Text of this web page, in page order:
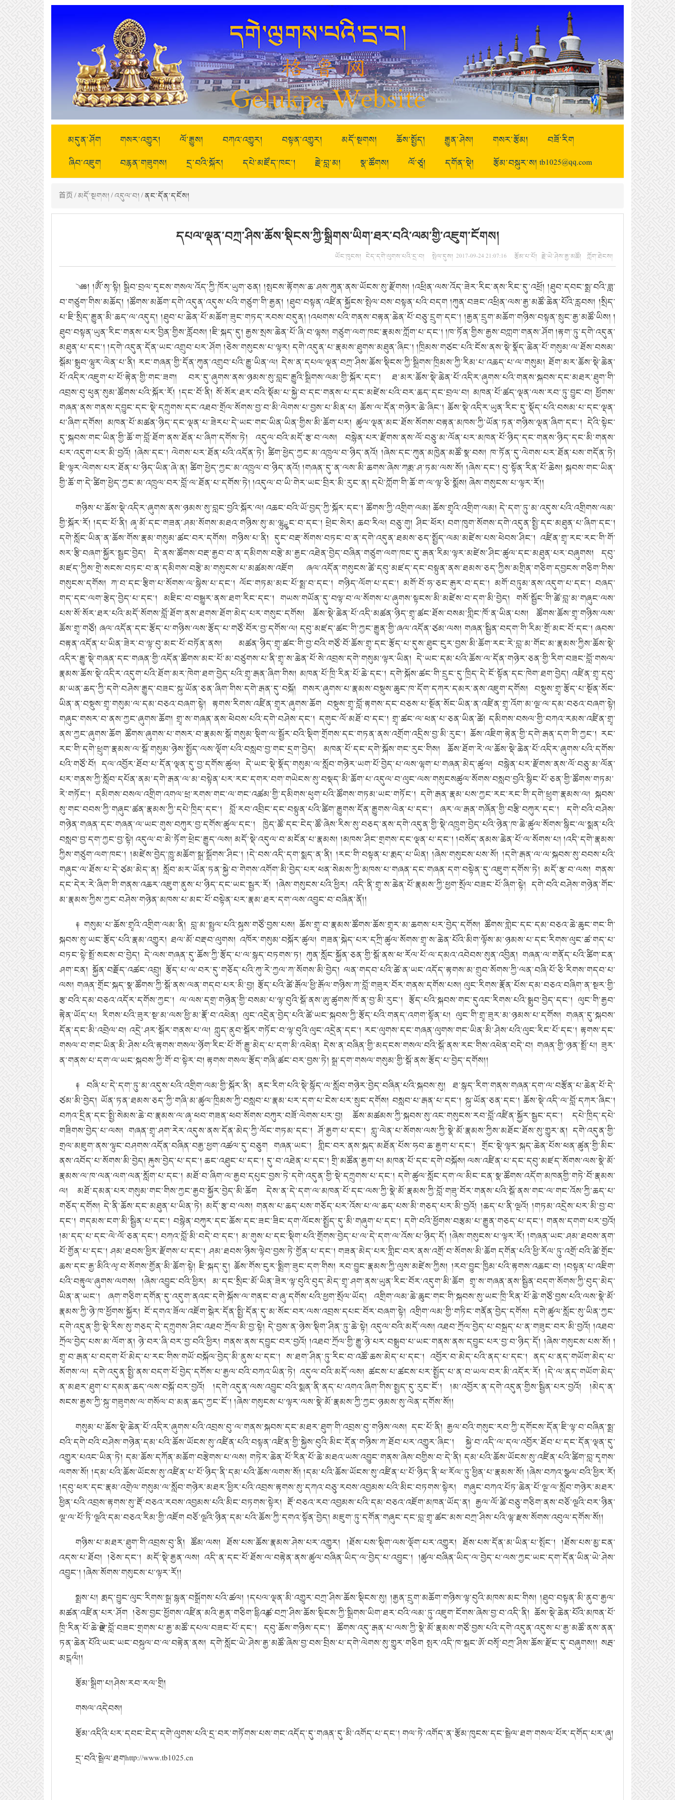
མདུན་ཤོག གསར་འགྱུར། ལོ་རྒྱུས། བཀའ་འགྱུར། བསྟན་འགྱུར། མདོ་སྔགས། ཆོས་སྤྱོད། རྒྱུན་ཤེས། གསར་རྩོམ།
བཟོ་རིག
ཞིབ་འཇུག
བརྙན་གཟུགས། དྲ་བའི་སྐོར། དཔེ་མཛོད་ཁང་། རྗེ་བླ་མ། སྣ་ཚོགས། ལོ་ཙཱ། དགོན་སྡེ། རྩོམ་བསྐུར་ས། tb1025@qq.com
首页/མདོ་སྔགས།/འདུལ་བ།/ ནང་དོན་དངོས།
དཔལ་ལྡན་བཀྲ་ཤིས་ཆོས་སྡིངས་ཀྱི་སྒྲིགས་ཡིག་ཐར་བའི་ལམ་གྱི་འཇུག་ངོགས།
ཡོང་ཁུངས། ངེད་དགེ་ལུགས་པའི་དྲ་བ། སྤེལ་དུས། 2017-09-24 21:07:16 རྩོམ་པ་པོ། རྗེ་ཡེ་ཤེས་རྒྱ་མཚོ། ཀློག་ཐེངས།
༄༅། །ཨོཾ་སྭ་སྟི། སྒྲིབ་བྲལ་དྭངས་གསལ་འོད་ཀྱི་ཁོར་ཡུག་ཅན། །སྤངས་རྟོགས་ཆ་ཤས་ཀུན་ནས་ཡོངས་སུ་རྫོགས། །འཕྲིན་ལས་འོད་ཟེར་རིང་ནས་རིང་དུ་འཕྲོ། །ཐུབ་དབང་སྨྲ་བའི་ཟླ་
བ་གཙུག་གིས་མཆོད། །ཚོགས་མཆོག་དགེ་འདུན་འདུས་པའི་གཙུག་གི་རྒྱན། །ཐུབ་བསྟན་འཛིན་སྐྱོངས་སྤེལ་བས་བསྟན་པའི་བདག །ཀུན་བཟང་འཕྲིན་ལས་རྒྱ་མཚོ་ཆེན་པོའི་རླབས། །སྲིད་
པ་ཇི་སྲིད་རྒྱུན་མི་ཆད་ལ་འདུད། །ཐུབ་པ་ཆེན་པོ་མཆོག་ཟུང་གཏད་རབས་བདུན། །འཕགས་པའི་གནས་བརྟན་ཆེན་པོ་བཅུ་དྲུག་དང་། །རྒྱན་དྲུག་མཆོག་གཉིས་བསྟན་སྲུང་རྒྱ་མཚོ་ཡིས། །
ཐུབ་བསྟན་ཡུན་རིང་གནས་པར་བྱིན་གྱིས་རློབས། །ཇི་སྐད་དུ། རྒྱས་སྲས་ཆེན་པོ་ཞི་བ་ལྷས། གཙུག་ལག་ཁང་རྣམས་ཀློག་པ་དང་། །ཁ་ཏོན་གྱིས་རྒྱས་བཀླག་གནས་ཤོག །རྟག་ཏུ་དགེ་འདུན་
མཐུན་པ་དང་། །དགེ་འདུན་དོན་ཡང་འགྲུབ་པར་ཤོག །ཅེས་གསུངས་པ་ལྟར། དགེ་འདུན་པ་རྣམས་ཐུགས་མཐུན་ཞིང་། །ཁྲིམས་གཙང་པའི་ངོས་ནས་སྡེ་སྣོད་ཆེན་པོ་གསུམ་ལ་ཐོས་བསམ་
སྒོམ་སྒྲུབ་ལྷུར་ལེན་པ་ནི། རང་གཞན་གྱི་དོན་ཀུན་འགྲུབ་པའི་རྒྱུ་ཡིན་ལ། དེས་ན་དཔལ་ལྡན་བཀྲ་ཤིས་ཆོས་སྡིངས་ཀྱི་སྒྲིགས་ཁྲིམས་ཀྱི་རིམ་པ་འཆད་པ་ལ་གསུམ། ཐོག་མར་ཆོས་སྡེ་ཆེན་
པོ་འདིར་འཇུག་པ་པོ་རྟེན་གྱི་གང་ཟག། བར་དུ་ཞུགས་ནས་ཉམས་སུ་བླང་རྒྱུའི་སྒྲིགས་ལམ་གྱི་སྐོར་དང་། ཐ་མར་ཆོས་སྡེ་ཆེན་པོ་འདིར་ཞུགས་པའི་གནས་སྐབས་དང་མཐར་ཐུག་གི་
འབྲས་བུ་ཕུན་སུམ་ཚོགས་པའི་སྐོར་རོ། །དང་བོ་ནི། སོ་སོར་ཐར་བའི་སྡོམ་པ་སྐྱེ་བ་དང་གནས་པ་དང་མཛེས་པའི་བར་ཆད་དང་བྲལ་བ། མཁན་པོ་ཚད་ལྡན་ལས་རབ་ཏུ་བྱུང་བ། ཕྱོགས་
གཞན་ནས་གནས་དབྱུང་དང་སྡེ་དཀྲུགས་དང་འཐབ་གྲོལ་སོགས་བྱ་བ་མི་ལེགས་པ་བྱས་པ་མིན་པ། ཆོས་ལ་དོན་གཉེར་ཆེ་ཞིང་། ཆོས་སྡེ་འདིར་ཡུན་རིང་དུ་སྡོད་པའི་བསམ་པ་དང་ལྡན་
པ་ཞིག་དགོས། མཁན་པོ་མཚན་ཉིད་དང་ལྡན་པ་ཟེརཔ་དེ་ཡང་གང་ཡིན་ཡིན་གྱིས་མི་ཆོག་པར། ཚུལ་ལྡན་མང་ཐོས་སོགས་བརྟན་མཁས་ཀྱི་ཡོན་ཏན་གཉིས་ལྡན་ཞིག་དང་། དེའི་སྟེང་
དུ་སྐབས་གང་ཡིན་གྱི་ཆོ་ག་བློ་ཐོག་ནས་ཐོན་པ་ཞིག་དགོས་ཏེ། འདུལ་བའི་མདོ་རྩ་བ་ལས། བསྙེན་པར་རྫོགས་ནས་ལོ་བཅུ་མ་ལོན་པར་མཁན་པོ་ཉིད་དང་གནས་ཉིད་དང་མི་གནས་
པར་འདུག་པར་མི་བྱའོ། །ཞེས་དང་། ལེགས་པར་ཐོན་པའི་འདོན་ཏེ། ཚིག་ཕྱེད་ཀྱང་མ་འཁྲུལ་བ་ཉིད་ནའོ། །ཞེས་དང་ཀུན་མཁྱེན་མཚོ་སྣ་བས། ཁ་ཏོན་དུ་ལེགས་པར་ཐོན་པས་གདོན་ཏེ།
ཇི་ལྟར་ལེགས་པར་ཐོན་པ་ཉིད་ཡིན་ཞེ་ན། ཚིག་ཕྱེད་ཀྱང་མ་འཁྲུལ་བ་ཉིད་ནའོ། །གཞན་དུ་ན་ལས་མི་ཆགས་ཞེས་ཀརྨ་ཤ་ཏམ་ལས་སོ། །ཞེས་དང་། བུ་སྟོན་རིན་པོ་ཆེས། སྐབས་གང་ཡིན་
གྱི་ཆོ་ག་དེ་ཚིག་ཕྱེད་ཀྱང་མ་འཁྲུལ་བར་བློ་ལ་ཐོན་པ་དགོས་ཏེ། །འདུལ་བ་ཡི་གེར་ཡང་བྲིར་མི་རུང་ན། དཔེ་ཀློག་གི་ཆོ་ག་ལ་ལྟ་ཅི་སྨོས། ཞེས་གསུངས་པ་ལྟར་རོ།།
གཉིས་པ་ཆོས་སྡེ་འདིར་ཞུགས་ནས་ཉམས་སུ་བླང་བྱའི་སྐོར་ལ། འཆང་བའི་ཡོ་བྱད་ཀྱི་སྐོར་དང་། ཚོགས་ཀྱི་འགྲིག་ལམ། ཆོས་གྲྭའི་འགྲིག་ལམ། དེ་དག་ཏུ་མ་འདུས་པའི་འགྲིགས་ལམ་
གྱི་སྐོར་རོ། །དང་པོ་ནི། ཞྭ་མོ་དང་གཟན་ཤམ་སོགས་མཐའ་གཉིས་སུ་མ་ལྷུྟུང་བ་དང་། ཕྲེང་སེར། ཆབ་རིལ། བཅུ་གུ། ཤིང་ཕོར། བག་ཁུག་སོགས་དགེ་འདུན་སྤྱི་དང་མཐུན་པ་ཞིག་དང་།
དགེ་སློང་ཡིན་ན་ཆོས་གོས་རྣམ་གསུམ་ཚང་བར་དགོས། གཉིས་པ་ནི། དུང་བརྡ་སོགས་བཏང་བ་ན་དགེ་འདུན་ཐམས་ཅད་སྤྱོད་ལམ་མཛེས་པས་ཕེབས་ཤིང་། འཛིན་གྲྭ་རང་རང་གི་གོ་
སར་རྩི་བཞག་སྐྱོར་སྦྱང་བྱེད། དེ་ནས་ཚོགས་བརྡ་རྒྱབ་བ་ན་དམིགས་བརྩེ་མ་རྒྱང་འཐེན་བྱེད་བཞིན་གཙུག་ལག་ཁང་དུ་རྒན་རིམ་ལྟར་མཛེས་ཤིང་ཚུལ་དང་མཐུན་པར་བཞུགས། དབུ་
མཛད་ཀྱིས་གྲེ་སངས་བཏང་བ་ན་དམིགས་བརྩེ་མ་གསུངས་པ་མཚམས་འཇོག ཞལ་འདོན་གསུངས་ཚེ་དབུ་མཛད་དང་བསྟུན་ནས་ཐམས་ཅད་ཀྱིས་མགྲིན་གཅིག་དབྱངས་གཅིག་གིས་
གསུངས་དགོས། ཀ་བ་དང་རྩིག་པ་སོགས་ལ་སྙེས་པ་དང་། ལོང་གཏམ་མང་པོ་སྨྲ་བ་དང་། གཉིད་ལོག་པ་དང་། མགོ་བོ་ཧ་ཅང་རྒུར་བ་དང་། མགོ་བཏུམ་ནས་འདུག་པ་དང་། བཞད་
གད་དང་ལག་རྩེད་བྱེད་པ་དང་། མཇིང་བ་བསྒྱུར་ནས་ཐག་རིང་དང་། གཡས་གཡོན་དུ་བལྟ་བ་ལ་སོགས་པ་ཞུགས་སྟངས་མི་མཛེས་བ་དག་མི་བྱེད། གསོ་སྦྱོང་གི་ཚེ་བླ་མ་གཞུང་ལས་
པས་སོ་སོར་ཐར་པའི་མདོ་སོགས་བློ་ཐོག་ནས་ཐགས་ཐོག་མེད་པར་གསུང་དགོས། ཆོས་སྡེ་ཆེན་པོ་འདི་མཚན་ཉིད་གྲྭ་ཚང་ཐོས་བསམ་གླིང་ཁོ་ན་ཡིན་པས། ཚོགས་ཆོས་གྲྭ་གཉིས་ལས་
ཆོས་གྲྭ་གཙོ། ཞལ་འདོན་དང་རྩོད་པ་གཉིས་ལས་རྩོད་པ་གཙོ་བོར་བྱ་དགོས་ལ། དབུ་མཛད་ཚང་གི་ཀྱང་རྒྱུན་གྱི་ཞལ་འདོན་ཙམ་ལས། གཞན་སྦྱིན་བདག་གི་རིམ་གྲོ་མང་བོ་དང་། ཞབས་
བརྟན་འདོན་པ་ཡིན་ཟེར་བ་ལྟ་བུ་མང་པོ་བཏོན་ནས། མཚན་ཉིད་གྲྭ་ཚང་གི་བྱ་བའི་གཙོ་བོ་ཆོས་གྲྭ་དང་རྩོད་པ་དུས་ཐུང་ངུར་བྱས་མི་ཆོག་རང་རེ་བླ་མ་གོང་མ་རྣམས་ཀྱིས་ཆོས་སྡེ་
འདིར་རྒྱུ་སྡེ་གཞན་དང་གཞན་གྱི་འདོན་ཚོགས་མང་པོ་མ་བཙུགས་པ་ནི་གྲྭ་ས་ཆེན་པོ་སེ་འབྲས་དགེ་གསུམ་ལྟར་ཡིན། དེ་ཡང་དམ་པའི་ཆོས་ལ་དོན་གཉེར་ཅན་གྱི་རིག་བཟང་བློ་གསལ་
རྣམས་ཆོས་སྡེ་འདིར་འདུག་པའི་ཐོག་མར་ཁེག་ཐག་བྱེད་པའི་གྲྭ་རྒན་ཞིག་གིས། མཁན་པོ་ཁྲི་རིན་པོ་ཆེ་དང་། དགེ་སྐོས་ཚང་གི་དྲུང་དུ་ཁྲིད་དེ་ངོ་སྟོན་དང་ཁེག་ཐག་བྱེད། འཛིན་གྲྭ་དབུ་
མ་ཡན་ཆད་ཀྱི་དགེ་བཤེས་རྒྱུད་བཟང་སྐུ་ཡོན་ཅན་ཞིག་གིས་དགེ་རྒན་དུ་བསྐོ། གསར་ཞུགས་པ་རྣམས་བསྡུས་ཆུང་ཁ་དོག་དཀར་དམར་ནས་འཇུག་དགོས། བསྡུས་གྲྭ་རྩོད་པ་སྔོན་སོང་
ཡིན་ན་བསྡུས་གྲྭ་གསུམ་ལ་དམ་བཅའ་བཞག་སྟེ། རྟགས་རིགས་འཛིན་གྲྭར་ཞུགས་ཆོག བསྡུས་གྲྭ་བློ་རྟགས་དང་བཅས་པ་སྔོན་སོང་ཡིན་ན་འཛིན་གྲྭ་འོག་མ་ལྔ་ལ་དམ་བཅའ་བཞག་སྟེ།
གཞུང་གསར་བ་ནས་ཀྱང་ཞུགས་ཆོག། གྲྭ་ས་གཞན་ནས་ཕེབས་པའི་དགེ་བཤེས་དང་། དགུང་ལོ་མཐོ་བ་དང་། གྲྭ་ཚང་ལ་ཕན་པ་ཅན་ཡིན་ཚེ། དམིགས་བསལ་གྱི་བཀའ་རམས་འཛིན་གྲྭ་
ནས་ཀྱང་ཞུགས་ཆོག ཚོགས་ཞུགས་པ་གསར་བ་རྣམས་སྒོ་གསུམ་སྡིག་ལ་སྦྱོར་བའི་སྡིག་གྲོགས་དང་གཏན་ནས་འགྲོག་འདྲིས་བྱ་མི་རུང་། ཆོས་འཇིག་རྟེན་གྱི་དགེ་རྒན་དག་གི་ཀྱང་། རང་
རང་གི་དགེ་ཕྲུག་རྣམས་ལ་སྒོ་གསུམ་ཉེས་སྤྱོད་ལས་ལྡོག་པའི་བསླབ་བྱ་གང་དྲག་བྱེད། མཁན་པོ་དང་དགེ་སྐོས་གང་རུང་གིས། ཆོས་ཐོག་རེ་ལ་ཆོས་སྡེ་ཆེན་པོ་འདིར་ཞུགས་པའི་དགོས་
པའི་གཙོ་བོ། དལ་འབྱོར་ཐོབ་པ་དོན་ལྡན་དུ་བྱ་དགོས་ཚུལ། དེ་ཡང་སྡེ་སྣོད་གསུམ་ལ་སློབ་གཉེར་ཡག་པོ་བྱེད་པ་ལས་ལྷག་པ་གཞན་མེད་ཚུལ། བསྙེན་པར་རྫོགས་ནས་ལོ་བཅུ་མ་ལོན་
པར་གནས་ཀྱི་སློབ་དཔོན་ནམ་དགེ་རྒན་ལ་མ་བསྟེན་པར་རང་དགར་བག་གཡེངས་སུ་བསྡད་མི་ཆོག་པ་འདུལ་བ་ལུང་ལས་གསུངསཚུལ་སོགས་བསླབ་བྱའི་སྙིང་པོ་ཅན་གྱི་ཚོགས་གཏམ་
རེ་གཏོང་། དམིགས་བསལ་འགྲིག་འགལ་ཕྲ་རགས་གང་ལ་གང་འཚམ་གྱི་དམིགས་ཕུག་པའི་ཚོགས་གཏམ་ཡང་གཏོང་། དགེ་རྒན་རྣམ་པས་ཀྱང་རང་རང་གི་དགེ་ཕྲུག་རྣམས་ལ། སྐབས་
སུ་གང་བབས་ཀྱི་གཞུང་ཚན་རྣམས་ཀྱི་དཔེ་ཁྲིད་དང་། བློ་རབ་འབྲིང་དང་བསྟུན་པའི་ཚིག་རྒྱུགས་དོན་རྒྱུགས་ལེན་པ་དང་། ཞར་ལ་རྒན་གཞོན་གྱི་བརྩི་བཀུར་དང་། དགེ་བའི་བཤེས་
གཉེན་གཞན་དང་གཞན་ལ་ཡང་གུས་བཀུར་བྱ་དགོས་ཚུལ་དང་། ཁྱེད་ཚོ་དང་ངེད་ཚོ་ཞེས་རིས་སུ་བཅད་ནས་དགེ་འདུན་གྱི་སྡེ་འཁྲུག་བྱེད་པའི་ཉེན་ཁ་ཆེ་ཚུལ་སོགས་སྙིང་ལ་སྨན་པའི་
བསླབ་བྱ་དག་ཀྱང་བྱ་སྟེ། འདུལ་བ་མེ་ཏོག་ཕྲེང་རྒྱུད་ལས། མདོ་སྡེ་འདུལ་བ་མངོན་པ་རྣམས། །མཁས་ཤིང་གྲགས་དང་ལྡན་པ་དང་། །བསོད་ནམས་ཆེན་པོ་ལ་སོགས་པ། །འདི་དགེ་རྣམས་
ཀྱིས་གཙུག་ལག་ཁང་། །མཛེས་བྱེད་ཁྱུ་མཆོག་སྒྲ་སྒྲོགས་ཤིང་། །དེ་བས་འདི་དག་སྨད་ན་ནི། །རང་གི་བསྟན་པ་རྨད་པ་ཡིན། །ཞེས་གསུངས་པས་སོ། །དགེ་རྒན་ལ་ལ་སྐབས་སུ་བབས་པའི་
གཞུང་ལ་ཐོས་པ་དེ་ཙམ་མེད་ན། སློབ་མར་ཡོན་ཏན་སྐྱེ་བ་གེགས་འགོག་མི་བྱེད་པར་ཕན་སེམས་ཀྱི་མཁས་པ་གཞན་དང་གཞན་དག་བསྟེན་དུ་འཇུག་དགོས་ཏེ། མདོ་རྩ་བ་ལས། གནས་
དང་དེར་རེ་ཞིག་གི་གནས་འཆར་འཇུག་ནུས་པ་ཉིད་དང་ཡང་སྦྱར་རོ། །ཞེས་གསུངས་པའི་ཕྱིར། འདི་ནི་གྲྭ་ས་ཆེན་པོ་རྣམས་ཀྱི་ཕྱག་སྲོལ་བཟང་པོ་ཞིག་སྟེ། དགེ་བའི་བཤེས་གཉེན་གོང་
མ་རྣམས་ཀྱིས་ཀྱང་བཤེས་གཉེན་མཁས་པ་མང་པོ་བསྟེན་པར་རྣམ་ཐར་དག་ལས་འབྱུང་བ་བཞིན་ནོ།།
༈ གསུམ་པ་ཆོས་གྲྭའི་འགྲིག་ལམ་ནི། བླ་མ་སྤྲུལ་པའི་སྐུས་གཙོ་བྱས་པས། ཆོས་གྲྭ་བ་རྣམས་ཚོགས་ཆོས་གྲྭར་མ་ཆགས་པར་བྱེད་དགོས། ཚོགས་གླེང་དང་དམ་བཅའ་ཆེ་ཆུང་གང་གི་
སྐབས་སུ་ཡང་རྩོད་པའི་རྣམ་འགྱུར། ཐལ་མོ་བརྡབ་ལུགས། འཁོར་གསུམ་བསྐོར་ཚུལ། གཟན་སྐེད་པར་དཀྲི་ཚུལ་སོགས་གྲྭ་ས་ཆེན་པོའི་མིག་ལྟོས་མ་ཉམས་པ་དང་རིགས་ལུང་ཚ་གད་པ་
བཏང་སྟེ་སྤྲོ་སངས་བ་བྱེད། དེ་ལས་གཞན་དུ་ཆོས་ཀྱི་རྩོད་པ་ལ་སྙད་བཏགས་ཏ། ཀུན་སློང་སྐྱོན་ཅན་གྱི་སྒོ་ནས་ཕ་རོལ་པོ་ལ་དམའ་འབེབས་སུན་འབྱིན། གཞན་ལ་གནོད་པའི་ཚིག་ངན་
ཤག་ངན། སྐྱོན་བརྗོད་འཚང་འབྲུ། རྩོད་པ་ལ་བར་དུ་གཅོད་པའི་ཀུ་རེ་ཀྱལ་ཀ་སོགས་མི་བྱེད། ལན་གདབ་པའི་ཚེ་ན་ཡང་འདོད་རྟགས་མ་གྲུབ་སོགས་ཀྱི་ལན་བཞི་པོ་ཅི་རིགས་གདབ་པ་
ལས། གཞན་གྲོང་སྐད་སྣ་ཚོགས་ཀྱི་སྒོ་ནས་ལན་གདབ་པར་མི་བྱ། རྩོད་པའི་ཚེ་རྒོལ་ཕྱི་རྒོལ་གཉིས་ཀ་བློ་གཟུར་བོར་གནས་དགོས་པས། ལུང་རིགས་རྣོན་པོས་དམ་བཅའ་བཞིག་ན་སྔར་གྱི་
རྩ་བའི་དམ་བཅའ་འདོར་དགོས་ཀྱང་། ལ་ལས་དགྲ་གཉེན་གྱི་བསམ་པ་ལྟ་བུའི་སྒོ་ནས་ཨུ་ཚུགས་ཁོ་ན་བྱ་མི་རུང་། རྩོད་པའི་སྐབས་གང་དུའང་རིགས་པའི་སྒྲུབ་བྱེད་དང་། ལུང་གི་རྒྱབ་
རྟེན་ཡོད་པ། རིགས་པའི་ཟུར་སྔ་མ་ལས་ཕྱི་མ་རྣོ་བ་འཕེན། ལུང་འདྲེན་བྱེད་པའི་ཚེ་ཡང་སྐབས་ཀྱི་རྩོད་པའི་གནད་འགག་སྟོན་པ། ལུང་གི་གྲྭ་ཟུར་མ་ཉམས་པ་དགོས། གཞན་དུ་སྐབས་
དོན་དང་མི་འབྲེལ་བ། འདྲེ་ཤར་སྒོར་གནས་པ་ལ། ཀླུད་ནུབ་སྒོར་གཏོང་བ་ལྟ་བུའི་ལུང་འདྲེན་དང་། རང་ལུགས་དང་གཞན་ལུགས་གང་ཡིན་མི་ཤེས་པའི་ལུང་རིང་པོ་དང་། རྟགས་དང་
གསལ་བ་གང་ཡིན་མི་ཤེས་པའི་རྟགས་གསལ་ཉོག་རིང་པོ་གོ་རྒྱུ་མེད་པ་དག་མི་འཕེན། དེས་ན་བཞིན་གྱི་མདངས་གསལ་བའི་སྒོ་ནས་རང་གིས་འཕེན་བདེ་བ། གཞན་གྱི་ཉན་སྤྲོ་པ། ཟུར་
ན་གནས་པ་དག་ལ་ཡང་སྐབས་ཀྱི་གོ་བ་སྟེར་བ། རྟགས་གསལ་རྩོད་གཞི་ཚང་བར་བྱས་ཏེ། སྒྲ་དག་གསལ་གསུམ་གྱི་སྒོ་ནས་རྩོད་པ་བྱེད་དགོས།།
༈ བཞི་པ་དེ་དག་ཏུ་མ་འདུས་པའི་འགྲིག་ལམ་གྱི་སྐོར་ནི། ནང་རིག་པའི་སྡེ་སྙོད་ལ་སློབ་གཉེར་བྱེད་བཞིན་པའི་སྐབས་སུ། ཐ་སྙད་རིག་གནས་གཞན་དག་ལ་བརྩོན་པ་ཆེན་པོ་དེ་
ཙམ་མི་བྱེད། ཡོན་ཏན་ཐམས་ཅད་ཀྱི་གཞི་མ་ཚུལ་ཁྲིམས་ཀྱི་བསླབ་པ་རྣམ་པར་དག་པ་ངེས་པར་སྲུང་དགོས། བསླབ་པ་རྒན་པ་དང་། སྐུ་ཡོན་ཅན་དང་། ཆོས་སྡེ་འདི་ལ་བློ་དཀར་ཞིང་།
བཀའ་དྲིན་དང་སྤྱི་སེམས་ཆེ་བ་རྣམས་ལ་ཞྭ་ཕབ་གཟན་ཕབ་སོགས་བཀུར་བཟོ་ལེགས་པར་བྱ། ཆོས་མཚམས་ཀྱི་སྐབས་སུ་འང་གསུངས་རབ་བློ་འཛིན་སྐྱོར་སྦྱང་དང་། དཔེ་ཁྲིད་དཔེ་
གཟིགས་བྱེད་པ་ལས། གཞན་གྲྭ་ཤག་རེར་འདུས་ནས་དོན་མེད་ཀྱི་ལོང་གཏམ་དང་། ཤོ་རྒྱག་པ་དང་། གླུ་ལེན་པ་སོགས་ལས་ཀྱི་སྣེ་མོ་རྣམས་ཀྱིས་མཐོང་ཐོས་སུ་གྱུར་ན། དགེ་འདུན་གྱི་
གྲལ་མཇུག་ནས་ལྟུང་བཤགས་འདོན་བཞིན་བརྒྱ་ཕྱག་འཚལ་དུ་བཅུག གཞན་ཡང་། གླིང་བར་ནས་སྐད་མཐོན་པོས་ཧབ་ཆ་རྒྱག་པ་དང་། གྲོང་སྡེ་ལྟར་སྐད་ཆེན་པོས་ཕན་ཚུན་གྱི་མིང་
ནས་འབོད་པ་སོགས་མི་བྱེད། རྐུས་བྱེད་པ་དང་། ཆང་འཐུང་པ་དང་། དུ་བ་འཐེན་པ་དང་། གྲི་མཚོན་རྒྱག་པ། མཁན་པོ་དང་དགེ་བསྐོས། ལས་འཛིན་པ་དང་དབུ་མཛད་སོགས་ལས་སྣེ་མོ་
རྣམས་ལ་ཁ་ལན་ལག་ལན་སློག་པ་དང་། མཐོ་བ་ཞིག་ལ་རྒྱབ་དཔུང་བྱས་ཏེ་དགེ་འདུན་གྱི་སྡེ་དཀྲུགས་པ་དང་། དགེ་ཚུལ་སློང་དག་ལ་མིང་ངན་སྣ་ཚོགས་འདོག་མཁནགྱི་གཏེ་བོ་རྣམས་
ལ། མཐོ་དམན་པར་གསུམ་གང་གིས་ཀྱང་རྒྱབ་སྐྱོར་བྱེད་མི་ཆོག དེས་ན་དེ་དག་ལ་མཁན་པོ་དང་ལས་ཀྱི་སྣེ་མོ་རྣམས་ཀྱི་བློ་གཟུ་བོར་གནས་པའི་སྒོ་ནས་གང་ལ་གང་འོས་ཀྱི་ཆད་པ་
གཅོད་དགོས། དེ་ནི་ཆོས་དང་མཐུན་པ་ཡིན་ཏེ། མདོ་རྩ་བ་ལས། གནས་པ་ཆད་པས་གཅོད་པར་འོས་པ་ལ་ཆད་པས་མི་གཅད་པར་མི་བྱའོ། །ཆད་པ་ནི་ལྔའོ། །གཏམ་འདྲེས་པར་མི་བྱ་བ་
དང་། གདམས་ངག་མི་སྦྱིན་པ་དང་། བསྙེན་བཀུར་དང་ཆོས་དང་ཟང་ཟིང་དག་ལོངས་སྤྱོད་དུ་མི་གཞུག་པ་དང་། དགེ་བའི་ཕྱོགས་བརྩམ་པ་རྒྱུན་གཅད་པ་དང་། གནས་དགག་པར་བྱའོ།
།མ་དད་པ་དང་ལེ་ལོ་ཅན་དང་། བཀའ་བློ་མི་བདེ་བ་དང་། མ་གུས་པ་དང་སྡིག་པའི་གྲོགས་བྱེད་པ་ལ་དེ་དག་ལ་འོས་པ་ཉིད་དོ། །ཞེས་གསུངས་པ་ལྟར་རོ། །གཞན་ཡང་ཤམ་ཐབས་ནག་
པོ་གྱོན་པ་དང་། ཤམ་ཐབས་ཕྱིར་རྫོགས་པ་དང་། ཤམ་ཐབས་ཉིས་ལྟེབ་བྱས་ཏེ་གྱོན་པ་དང་། གཟན་མེད་པར་གླིང་བར་ནས་འགྲོ་བ་སོགས་མི་ཆོག དགོན་པའི་ཕྱི་རོལ་ཏུ་འགྲོ་བའི་ཚེ་གྲོང་
ཆས་དང་རྒྱ་མིའི་ལྭ་བ་སོགས་གྱོན་མི་ཆོག་སྟེ། ཇི་སྐད་དུ། ཆོས་གོས་ངུར་སྨྲིག་ཟུང་དག་གིས། རབ་བྱུང་རྣམས་ཀྱི་ལུས་མཛེས་ཀྱིས། །རབ་བྱུང་ཁྱིམ་པའི་རྟགས་འཆང་བ། །བསྟན་པ་འཇིག་
པའི་བརྟུལ་ཞུགས་ལགས། །ཞེས་འབྱུང་བའི་ཕྱིར། མ་དང་སྲིང་མོ་ཡིན་ཟེར་ལྟ་བུའི་བུད་མེད་གྲྭ་ཤག་ནས་ཡུན་རིང་བོར་འདུག་མི་ཆོག གྲྭ་ས་གཞན་ནས་སྦྱིན་བདག་སོགས་ཀྱི་བུད་མེད་
ཡིན་ན་ཡང་། ཞག་གཅིག་དགོན་དུ་འདུག་ནའང་དགེ་སྐོས་ལ་གནང་བ་ཞུ་དགོས་པའི་ཕྱག་སྲོལ་ཡོད། འགྲིག་ལམ་ཆེ་ཆུང་གང་གི་སྐབས་སུ་ཡང་ཁྲི་རིན་པོ་ཆེ་གཙོ་བྱས་པའི་ལས་སྣེ་མོ་
རྣམས་ཀྱི་ཉེ་ཁ་ཕྱོགས་སྐྱོར། ངོ་དགའ་ཟོལ་འཇོག་སྒེར་དོན་སྤྱི་དོན་དུ་མ་སོང་བར་ལས་འབྲས་དཔང་བོར་བཞག་སྟེ། འགྲིག་ལམ་གྱི་གཏིང་གནོན་བྱེད་དགོས། དགེ་ཚུལ་སློང་སུ་ཡིན་ཀྱང་
དགེ་འདུན་གྱི་སྡེ་རིས་སུ་གཅད་དེ་དཀྲུགས་ཤིང་འཐབ་ཀྲོལ་མི་བྱ་སྟེ། དེ་བྱས་ན་ཉེས་སྡིག་ཤིན་ཏུ་ཆེ་སྟེ། འདུལ་བའི་མདོ་ལས། འཐབ་ཀྲོལ་བྱེད་པ་བསྐྲད་པ་ན་གཟུང་བར་མི་བྱའོ། །འཐབ་
ཀྲོལ་བྱེད་པས་མ་ལོག་ན། ཉེ་བར་ཞི་བར་བྱ་བའི་ཕྱིར། གནས་ནས་དབྱུང་བར་བྱའོ། །འཐབ་ཀྲོལ་གྱི་རྒྱུ་ཉེ་པར་བསྒྲུབ་པ་ཡང་གནས་ནས་དབྱུང་པར་བྱ་བ་ཉིད་དོ། །ཞེས་གསུངས་པས་སོ། །
གྲྭ་བ་རྒན་པ་བདག་པོ་མེད་པ་རང་གིས་གཡོ་བསྐོལ་བྱེད་མི་ནུས་པ་དང་། ས་ཐག་ཤིན་ཏུ་རིང་བ་འཚོ་ཆས་མེད་པ་དང་། འབྱོར་བ་མེད་པའི་ནད་པ་དང་། ནད་པ་ནད་གཡོག་མེད་པ་
སོགས་ལ། དགེ་འདུན་སྤྱི་ནས་བདག་པོ་བྱེད་དགོས་པ་རྒྱལ་བའི་བཀའ་ཡིན་ཏེ། འདུལ་བའི་མདོ་ལས། ཚངས་པ་ཚངས་པར་སྤྱོད་པ་ན་བ་ཡལ་བར་མི་འདོར་རོ། །དེ་ལ་ནད་གཡོག་མེད་
ན་མཐར་ཐུག་པ་དམན་ཆད་ལས་བསྐོ་བར་བྱའོ། །དགེ་འདུན་ལས་འབྱུང་བའི་སྨན་ནི་ནད་པ་འགའ་ཞིག་གིས་སྤྱད་དུ་རུང་ངོ་། །མ་འབྱོར་ན་དགེ་འདུན་གྱིས་སྦྱིན་པར་བྱའོ། །མེད་ན་
སངས་རྒྱས་ཀྱི་སྐུ་གཟུགས་ལ་གསོལ་བ་མན་ཆད་ཀྱང་ངོ་། །ཞེས་གསུངས་པ་ལྟར་ལས་སྣེ་མོ་རྣམས་ཀྱི་ཀྱང་ཉམས་སུ་ལེན་དགོས་སོ།།
གསུམ་པ་ཆོས་སྡེ་ཆེན་པོ་འདིར་ཞུགས་པའི་འབྲས་བུ་ལ་གནས་སྐབས་དང་མཐར་ཐུག་གི་འབྲས་བུ་གཉིས་ལས། དང་པོ་ནི། རྒྱལ་བའི་གསུང་རབ་ཀྱི་དགོངས་དོན་ཇི་ལྟ་བ་བཞིན་སྨྲ་
བའི་དགེ་བའི་བཤེས་གཉེན་དམ་པའི་ཆོས་ཡོངས་སུ་འཛིན་པའི་བསྟན་འཛིན་གྱི་སྐྱེས་བུའི་མིང་དོན་གཉིས་ཀ་ཐོབ་པར་འགྱུར་ཞིང་། སྐྱེ་བ་འདི་ལ་དལ་འབྱོར་ཐོབ་པ་དང་དོན་ལྡན་དུ་
འགྱུར་པའང་ཡིན་ཏེ། དམ་ཆོས་དཀོན་མཆོག་བརྩེགས་པ་ལས། གཏེར་ཆེན་པོ་རིན་པོ་ཆེ་མཐའ་ཡས་འབྱུང་གནས་ཞེས་བགྱིས་བ་དེ་ནི། དམ་པའི་ཆོས་ཡོངས་སུ་འཛིན་པའི་ཚིག་བླ་དྭགས་
ལགས་སོ། །དམ་པའི་ཆོས་ཡོངས་སུ་འཛིན་པ་པོ་ཉིད་ནི་དམ་པའི་ཆོས་ལགས་སོ། །དམ་པའི་ཆོས་ཡོངས་སུ་འཛིན་པ་པོ་ཉིད་ནི་ཕ་རོལ་ཏུ་ཕྱིན་པ་རྣམས་སོ། །ཞེས་བཀའ་སྩལ་བའི་ཕྱིར་རོ།
།དབུ་ཕར་དང་རྣམ་འགྲེལ་གསུམ་ལ་སློབ་གཉེར་མཐར་ཕྱིར་པའི་འབྲས་རྟགས་སུ་དཀའ་བཅུ་རབས་འབྱམས་པའི་མིང་བཏགས་སྟེར། གཞུང་བཀའ་པོཏ་ཆེན་པོ་ལྔ་ལ་སློབ་གཉེར་མཐར་
ཕྱིན་པའི་འབྲས་རྟགས་སུ་རྡོ་བཅའ་རབས་འབྱམས་པའི་མིང་བཏགས་སྟེར། རྡོ་བཅའ་རབ་འབྱམས་པའི་དམ་བཅའ་འཇོག་མཁན་ཡོད་ན། རྒྱལ་ལོ་ཚེ་བཅུ་གཅིག་ནས་བཅོ་ལྔའི་བར་ཉིན་
ལྔ་ལ་པོ་ཏི་ལྔའི་དམ་བཅའ་རིམ་གྱི་འཇོག བཅོ་ལྔའི་ཉིན་དམ་པའི་ཆོས་ཀྱི་དགའ་སྟོན་བྱེད། མཇུག་ཏུ་དགོན་གཞུང་དང་བླ་གྲྭ་ཚང་མས་བཀྲ་ཤིས་པའི་ལྷ་རྫས་སོགས་འབུལ་དགོས་སོ།།
གཉིས་པ་མཐར་ཐུག་གི་འབྲས་བུ་ནི། ཚོམ་ལས། ཐོས་པས་ཆོས་རྣམས་ཤེས་པར་འགྱུར། །ཐོས་པས་སྡིག་ལས་ལྡོག་པར་འགྱུར། ཐོས་པས་དོན་མ་ཡིན་པ་སྤོང་། །ཐོས་པས་མྱ་ངན་
འདས་པ་ཐོབ། །ཅེས་དང་། མདོ་སྡེ་རྒྱན་ལས། འདི་ན་དང་པོ་ཐོས་ལ་བརྟེན་ནས་ཚུལ་བཞིན་ཡིད་ལ་བྱེད་པ་འབྱུང་། །ཚུལ་བཞིན་ཡིད་ལ་བྱེད་པ་ལས་ཀྱང་ཡང་དག་དོན་ཡིན་ཡེ་ཤེས་
འབྱུང་། །ཞེས་སོགས་གསུངས་པ་ལྟར་རོ།།
སྨྲས་པ། རྨད་བྱུང་ལུང་རིགས་སྒྲ་སྙན་བསྒྲོགས་པའི་ཚལ། །དཔལ་ལྡན་མི་འགྱུར་བཀྲ་ཤིས་ཆོས་སྡིངས་སུ། །རྒྱན་དྲུག་མཆོག་གཉིས་ལྟ་བུའི་མཁས་མང་གིས། །ཐུབ་བསྟན་མི་ནུབ་རྒྱལ་
མཚན་འཛིན་པར་ཤོག །ཅེས་བྱང་ཕྱོགས་འཛིན་མའི་རྒྱན་གཅིག་དྷིའཿཚ་བཀྲ་ཤིས་ཆོས་སྡིངས་ཀྱི་སྒྲིགས་ཡིག་ཐར་བའི་ལམ་ཏུ་འཇུག་ངོགས་ཞེས་བྱ་བ་འདི་ནི། ཆོས་སྡེ་ཆེན་པོའི་མཁན་པོ་
ཁྲི་རིན་པོ་ཆེ་ྋརྗེ་བློ་བཟང་གྲགས་པ་རྒྱ་མཚོ་དཔལ་བཟང་པོ་དང་། དབུ་ཆོས་གཉིས་དང་། ཚོགས་འདུ་རྒན་པ་ལས་ཀྱི་སྣེ་མོ་རྣམས་གཙོ་བྱས་པའི་དགེ་འདུན་འདུས་པ་རྒྱ་མཚོ་ནས་ནན་
ཏན་ཆེན་པོའི་ཡང་ཡང་བསྐུལ་བ་ལ་བརྟེན་ནས། དགེ་སློང་ཡེ་ཤེས་རྒྱ་མཚོ་ཞེས་བྱ་བས་བྲིས་པ་དགེ་ལེགས་སུ་གྱུར་གཅིག སྤར་འདི་ཁ་སྒང་ཨོ་བསྭོ་བཀྲ་ཤིས་ཆོས་རྫོང་དུ་བཞུགས།། སརྦ་
མངྒལཾ།།
རྩོམ་སྒྲིག་པ།ཤེས་རབ་རལ་གྲི།
གསལ་འདེབས།
རྩོམ་འདིའི་པར་དབང་ངེད་དགེ་ལུགས་པའི་དྲ་བར་གཏོགས་པས་གང་འདོད་དུ་གཞན་དུ་མི་འགོད་པ་དང་། གལ་ཏེ་འགོད་ན་རྩོམ་ཁུངས་དང་སྦྲེལ་ཐག་གསལ་པོར་དགོད་པར་ཞུ།
དྲ་བའི་སྦྲེལ་ཐགhttp://www.tb1025.cn